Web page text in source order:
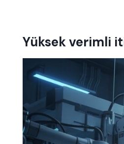
Yüksek verimli